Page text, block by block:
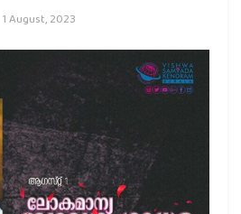
1 August, 2023